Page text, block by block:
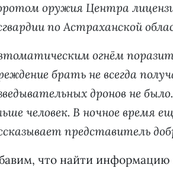
оружия Центра
по Астраханской
огнём
брать не всегда
дронов не
человек. В ночное время
представитель
что найти информацию